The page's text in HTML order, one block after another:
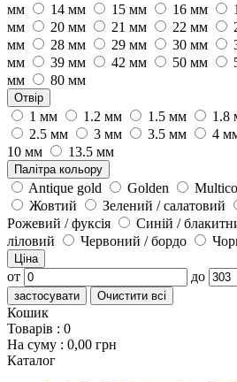
мм
14 мм 15 мм 16 мм
мм
20 мм 21 мм 22 мм
мм
28 мм 29 мм 30 мм
мм
39 мм 42 мм 50 мм
мм
80 мм
Отвір
1 мм 1.2 мм 1.5 мм 1.8
2.5 мм
3 мм 3.5 мм 4
10 мм
13.5 мм
Палітра кольору
Antique gold Golden
Жовтий
Зелений / салатовий
Рожевий / фуксія
Синій /
ліловий
Червоний / бордо
Ціна
от до
застосувати Очистити всі
Кошик
Товарів : 0
На суму : 0,00 грн
Каталог